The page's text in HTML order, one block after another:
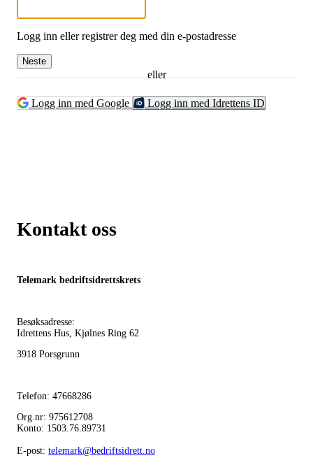
Logg inn eller registrer deg med din e-postadresse
Neste
eller
Logg inn med Google Logg inn med Idrettens ID
Kontakt oss
Telemark bedriftsidrettskrets
Besøksadresse:
Idrettens Hus, Kjølnes Ring 62
3918 Porsgrunn
Telefon: 47668286
Org.nr: 975612708
Konto: 1503.76.89731
E-post: telemark@bedriftsidrett.no